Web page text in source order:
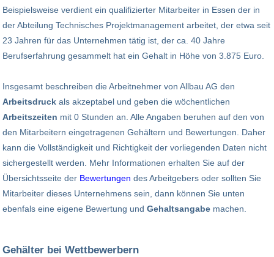
Beispielsweise verdient ein qualifizierter Mitarbeiter in Essen der in
der Abteilung Technisches Projektmanagement arbeitet, der etwa seit
23 Jahren für das Unternehmen tätig ist, der ca. 40 Jahre
Berufserfahrung gesammelt hat ein Gehalt in Höhe von 3.875 Euro.
Insgesamt beschreiben die Arbeitnehmer von Allbau AG den
Arbeitsdruck als akzeptabel und geben die wöchentlichen
Arbeitszeiten mit 0 Stunden an. Alle Angaben beruhen auf den von
den Mitarbeitern eingetragenen Gehältern und Bewertungen. Daher
kann die Vollständigkeit und Richtigkeit der vorliegenden Daten nicht
sichergestellt werden. Mehr Informationen erhalten Sie auf der
Übersichtsseite der Bewertungen des Arbeitgebers oder sollten Sie
Mitarbeiter dieses Unternehmens sein, dann können Sie unten
ebenfals eine eigene Bewertung und Gehaltsangabe machen.
Gehälter bei Wettbewerbern